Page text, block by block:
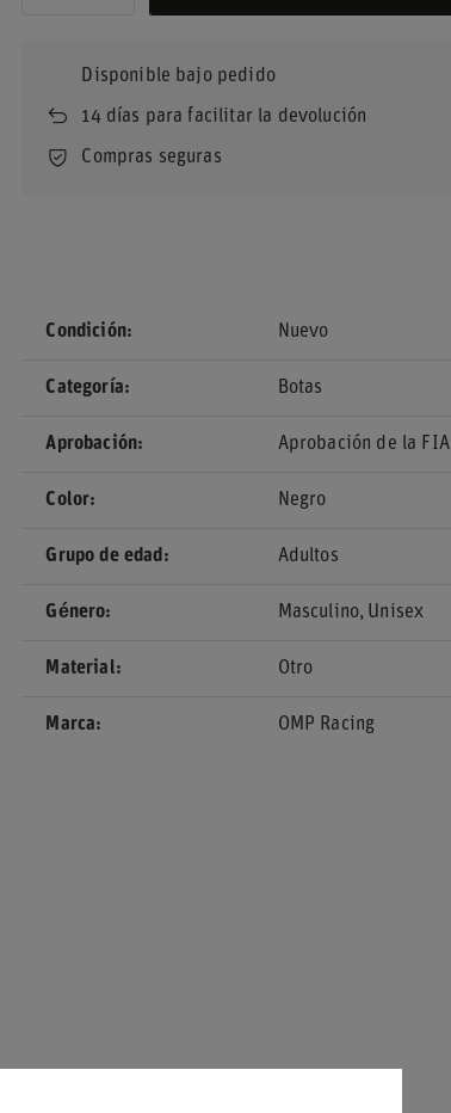
Disponible bajo pedido
14días para facilitar la devolución
Compras seguras
Condición Nuevo
Categoría Botas
Aprobación Aprobación de la FIA
Color Negro
Grupo de edad Adultos
Género Masculino Unisex
Material Otro
Marca OMP Racing